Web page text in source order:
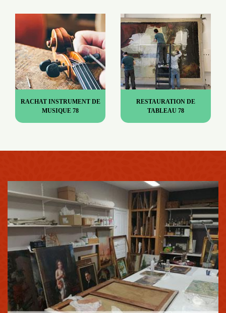
RACHAT INSTRUMENT DE
MUSIQUE 78
RESTAURATION DE
TABLEAU 78